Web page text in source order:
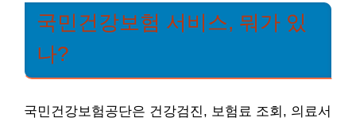
국민건강보험 서비스, 뭐가 있
나?
국민건강보험공단은 건강검진, 보험료 조회, 의료서